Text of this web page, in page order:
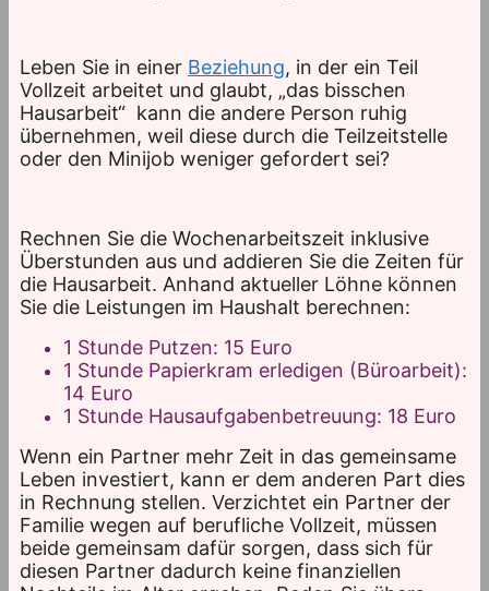
Leben Sie in einer Beziehung, in der ein Teil
Vollzeit arbeitet und glaubt, „das bisschen
Hausarbeit“ kann die andere Person ruhig
übernehmen, weil diese durch die Teilzeitstelle
oder den Minijob weniger gefordert sei?
Rechnen Sie die Wochenarbeitszeit inklusive
Überstunden aus und addieren Sie die Zeiten für
die Hausarbeit. Anhand aktueller Löhne können
Sie die Leistungen im Haushalt berechnen:
1 Stunde Putzen: 15 Euro
1 Stunde Papierkram erledigen (Büroarbeit):
14 Euro
1 Stunde Hausaufgabenbetreuung: 18 Euro
Wenn ein Partner mehr Zeit in das gemeinsame
Leben investiert, kann er dem anderen Part dies
in Rechnung stellen. Verzichtet ein Partner der
Familie wegen auf berufliche Vollzeit, müssen
beide gemeinsam dafür sorgen, dass sich für
diesen Partner dadurch keine finanziellen